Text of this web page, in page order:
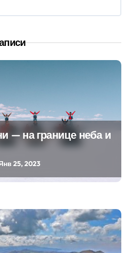
— на границе неба и
25, 2023